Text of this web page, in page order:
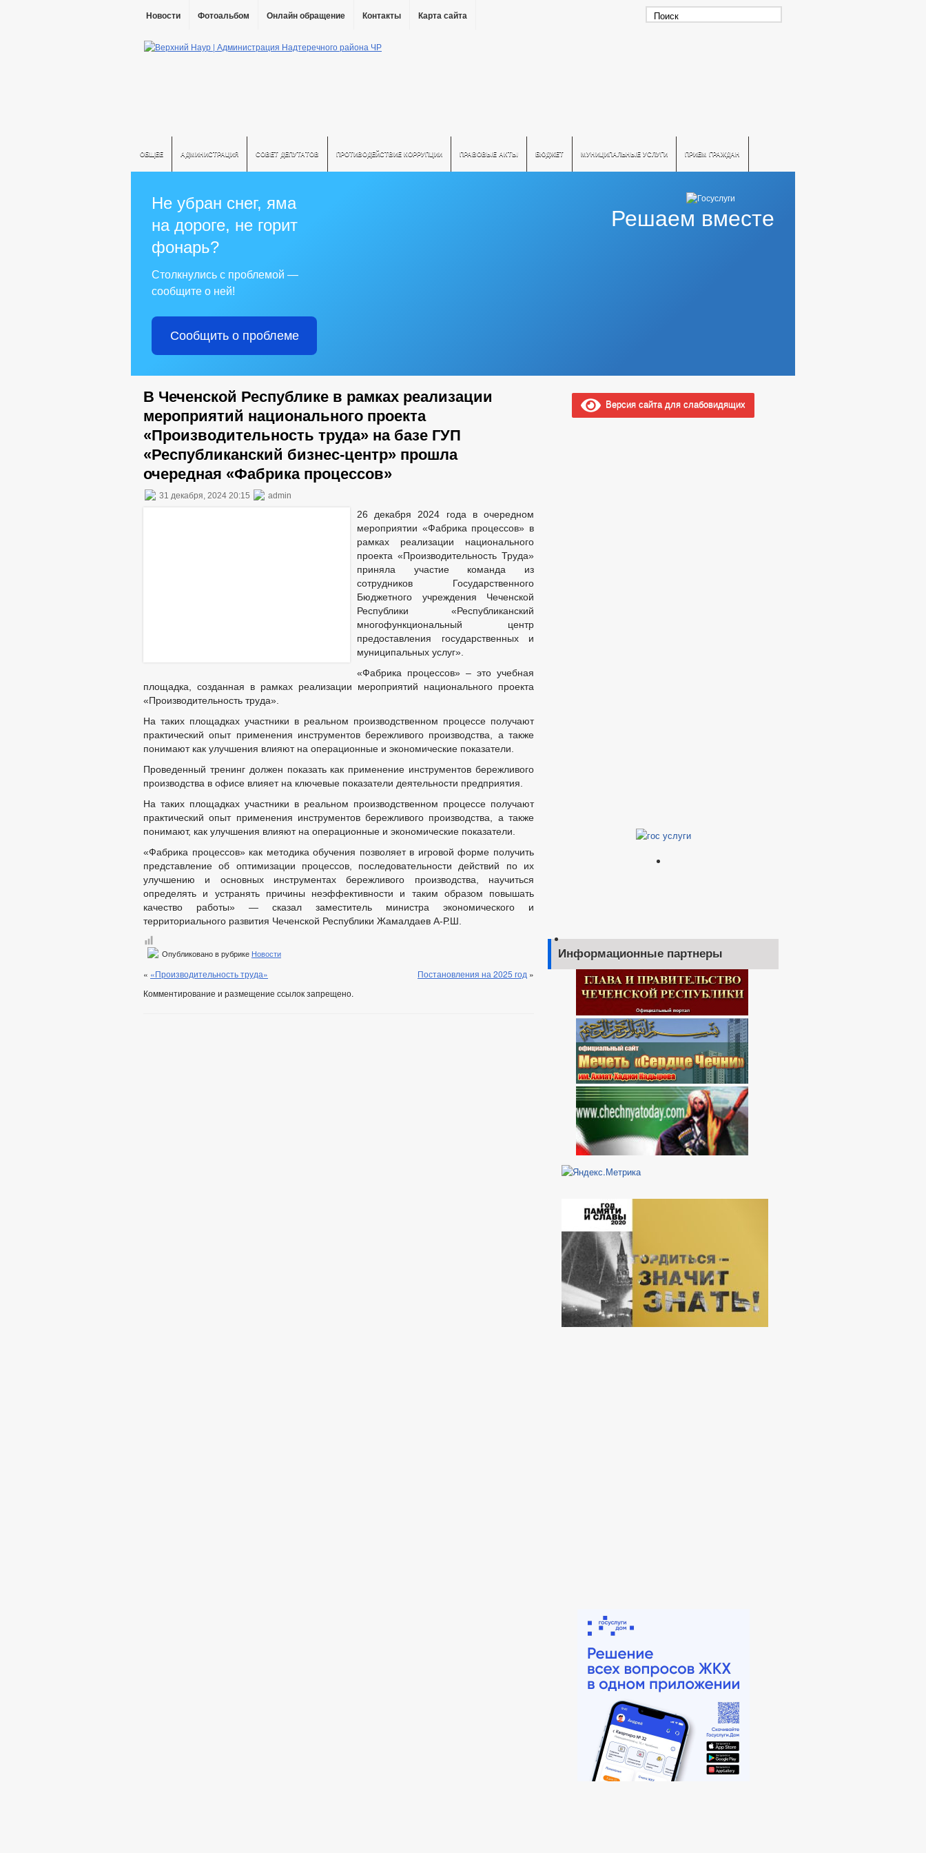
Новости Фотоальбом Онлайн обращение Контакты Карта сайта
ОБЩЕЕ АДМИНИСТРАЦИЯ СОВЕТ ДЕПУТАТОВ ПРОТИВОДЕЙСТВИЕ КОРРУПЦИИ ПРАВОВЫЕ АКТЫ БЮДЖЕТ МУНИЦИПАЛЬНЫЕ УСЛУГИ ПРИЕМ ГРАЖДАН
Решаем вместе
Не убран снег, яма
на дороге, не горит
фонарь?
Столкнулись с проблемой —
сообщите о ней!
Сообщить о проблеме
В Чеченской Республике в рамках реализации
мероприятий национального проекта
«Производительность труда» на базе ГУП
«Республиканский бизнес-центр» прошла
очередная «Фабрика процессов»
31 декабря, 2024 20:15 admin
26 декабря 2024 года в очередном
мероприятии «Фабрика процессов» в
рамках реализации национального
проекта «Производительность Труда»
приняла участие команда из
сотрудников Государственного
Бюджетного учреждения Чеченской
Республики «Республиканский
многофункциональный центр
предоставления государственных и
муниципальных услуг».
«Фабрика процессов» – это учебная
площадка, созданная в рамках реализации мероприятий национального проекта
«Производительность труда».
На таких площадках участники в реальном производственном процессе получают
практический опыт применения инструментов бережливого производства, а также
понимают как улучшения влияют на операционные и экономические показатели.
Проведенный тренинг должен показать как применение инструментов бережливого
производства в офисе влияет на ключевые показатели деятельности предприятия.
На таких площадках участники в реальном производственном процессе получают
практический опыт применения инструментов бережливого производства, а также
понимают, как улучшения влияют на операционные и экономические показатели.
«Фабрика процессов» как методика обучения позволяет в игровой форме получить
представление об оптимизации процессов, последовательности действий по их
улучшению и основных инструментах бережливого производства, научиться
определять и устранять причины неэффективности и таким образом повышать
качество работы» — сказал заместитель министра экономического и
территориального развития Чеченской Республики Жамалдаев А-Р.Ш.
Опубликовано в рубрике Новости
« «Производительность труда» Постановления на 2025 год »
Комментирование и размещение ссылок запрещено.
Версия сайта для слабовидящих
Информационные партнеры